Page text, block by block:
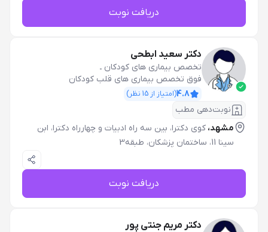
دریافت نوبت
دکتر سعید ابطحی
تخصص بیماری های کودکان ـ
فوق تخصص بیماری های قلب کودکان
4.8(امتیاز از 15 نظر)
نوبت‌دهی مطب
مشهد، کوی دکترا، بین سه راه ادبیات و چهارراه دکترا، ابن
سینا 11، ساختمان پزشکان، طبقه3
دریافت نوبت
دکتر مریم جنتی پور